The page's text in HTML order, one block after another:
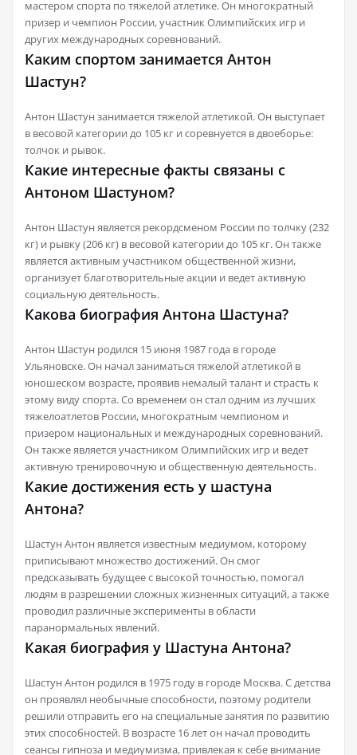
мастером спорта по тяжелой атлетике. Он многократный
призер и чемпион России, участник Олимпийских игр и
других международных соревнований.
Каким спортом занимается Антон
Шастун?
Антон Шастун занимается тяжелой атлетикой. Он выступает
в весовой категории до 105 кг и соревнуется в двоеборье:
толчок и рывок.
Какие интересные факты связаны с
Антоном Шастуном?
Антон Шастун является рекордсменом России по толчку (232
кг) и рывку (206 кг) в весовой категории до 105 кг. Он также
является активным участником общественной жизни,
организует благотворительные акции и ведет активную
социальную деятельность.
Какова биография Антона Шастуна?
Антон Шастун родился 15 июня 1987 года в городе
Ульяновске. Он начал заниматься тяжелой атлетикой в
юношеском возрасте, проявив немалый талант и страсть к
этому виду спорта. Со временем он стал одним из лучших
тяжелоатлетов России, многократным чемпионом и
призером национальных и международных соревнований.
Он также является участником Олимпийских игр и ведет
активную тренировочную и общественную деятельность.
Какие достижения есть у шастуна
Антона?
Шастун Антон является известным медиумом, которому
приписывают множество достижений. Он смог
предсказывать будущее с высокой точностью, помогал
людям в разрешении сложных жизненных ситуаций, а также
проводил различные эксперименты в области
паранормальных явлений.
Какая биография у Шастуна Антона?
Шастун Антон родился в 1975 году в городе Москва. С детства
он проявлял необычные способности, поэтому родители
решили отправить его на специальные занятия по развитию
этих способностей. В возрасте 16 лет он начал проводить
сеансы гипноза и медиумизма, привлекая к себе внимание